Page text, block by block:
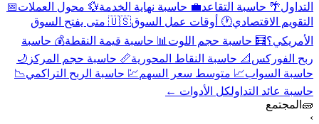
التداول🌴 حاسبة التقاعد💼 حاسبة نهاية الخدمة💱 محول العملات📅
التقويم الاقتصادي🕐 أوقات عمل السوق
🇺🇸 متى يفتح السوق
الأمريكي؟🧮 حاسبة حجم اللوت 📊 حاسبة قيمة النقطة💰 حاسبة
ربح الفوركس 📐 حاسبة النقاط المحورية📏 حاسبة حجم المركز 🌙
حاسبة السواب📈 متوسط سعر السهم💹 حاسبة الربح التراكمي📉
حاسبة عائد التداولكل الأدوات ←
🧱 المجتمع
›